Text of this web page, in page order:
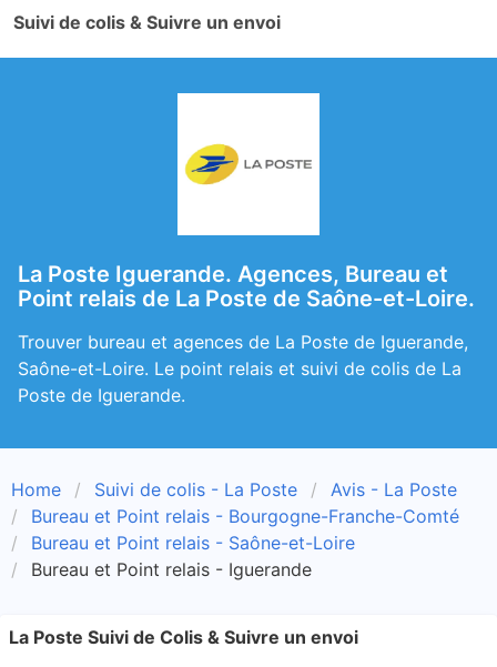
Suivi de colis & Suivre un envoi
La Poste Iguerande. Agences, Bureau et
Point relais de La Poste de Saône-et-Loire.
Trouver bureau et agences de La Poste de Iguerande,
Saône-et-Loire. Le point relais et suivi de colis de La
Poste de Iguerande.
Home Suivi de colis - La Poste
Avis - La Poste
Bureau et Point relais - Bourgogne-Franche-Comté
Bureau et Point relais - Saône-et-Loire
Bureau et Point relais - Iguerande
La Poste Suivi de Colis & Suivre un envoi